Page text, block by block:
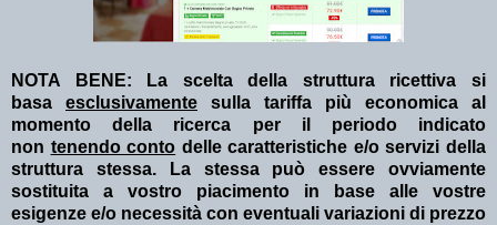
NOTA BENE: La scelta della struttura ricettiva si
basa esclusivamente sulla tariffa più economica al
momento della ricerca per il periodo indicato
non tenendo conto delle caratteristiche e/o servizi della
struttura stessa. La stessa può essere ovviamente
sostituita a vostro piacimento in base alle vostre
esigenze e/o necessità con eventuali variazioni di prezzo